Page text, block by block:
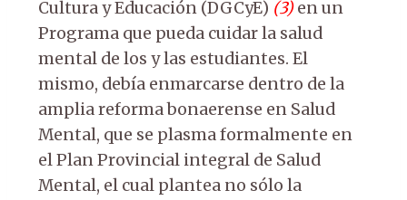
Cultura y Educación (DGCyE) (3)en un
Programa que pueda cuidar la salud
mental de los y las estudiantes. El
mismo, debía enmarcarse dentro de la
amplia reforma bonaerense en Salud
Mental, que se plasma formalmente en
el Plan Provincial integral de Salud
Mental, el cual plantea no sólo la